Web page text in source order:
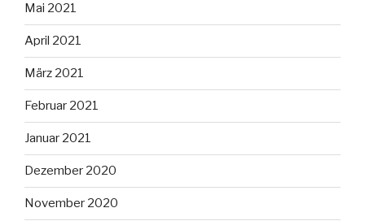
Mai 2021
April 2021
März 2021
Februar 2021
Januar 2021
Dezember 2020
November 2020